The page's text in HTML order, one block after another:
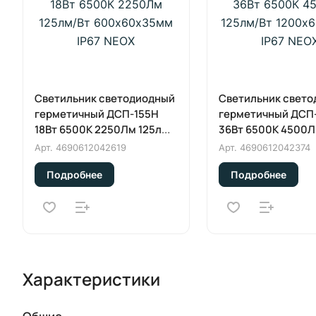
Светильник светодиодный
герметичный ДСП-155Н
18Вт 6500К 2250Лм 125лм/
Вт 600х60х35мм IP67 NEOX
Арт. 4690612042619
Подробнее
Светильник
герметичный
36Вт 6500К
Вт 1200х60х35мм
NEOX
Арт. 4690612042374
Подробнее
Характеристики